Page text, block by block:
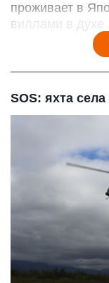
проживает в
виллами в духе
SOS: яхта